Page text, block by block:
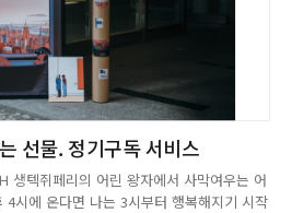
선물. 정기구독 서비스
생텍쥐페리의 어린 왕자에서 사막여우는 어
시에 온다면 나는 3시부터 행복해지기 시작